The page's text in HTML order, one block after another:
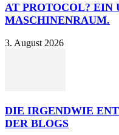
AT PROTOCOL? EIN
MASCHINENRAUM.
3. August 2026
DIE IRGENDWIE
DER BLOGS